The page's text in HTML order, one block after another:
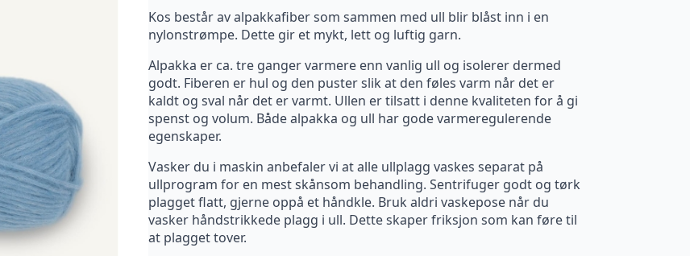
Kos består av alpakkafiber som sammen med ull blir blåst inn i en
nylonstrømpe. Dette gir et mykt, lett og luftig garn.
Alpakka er ca. tre ganger varmere enn vanlig ull og isolerer dermed
godt. Fiberen er hul og den puster slik at den føles varm når det er
kaldt og sval når det er varmt. Ullen er tilsatt i denne kvaliteten for å gi
spenst og volum. Både alpakka og ull har gode varmeregulerende
egenskaper.
Vasker du i maskin anbefaler vi at alle ullplagg vaskes separat på
ullprogram for en mest skånsom behandling. Sentrifuger godt og tørk
plagget flatt, gjerne oppå et håndkle. Bruk aldri vaskepose når du
vasker håndstrikkede plagg i ull. Dette skaper friksjon som kan føre til
at plagget tover.